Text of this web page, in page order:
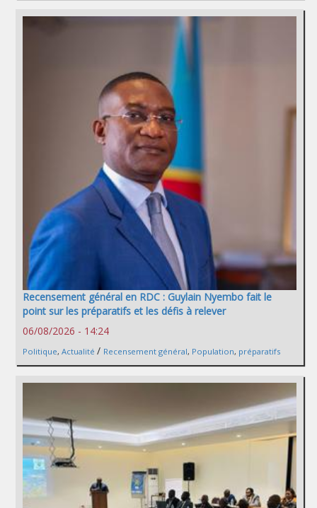
Recensement général en RDC : Guylain Nyembo fait le
point sur les préparatifs et les défis à relever
06/08/2026 - 14:24
Politique, Actualité / Recensement général, Population, préparatifs